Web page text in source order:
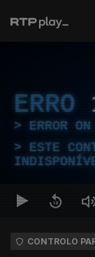
ERRO
ERROR
ESTE
CONTROLO